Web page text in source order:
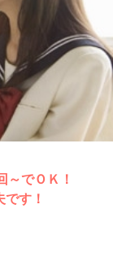
～でＯＫ！
す！